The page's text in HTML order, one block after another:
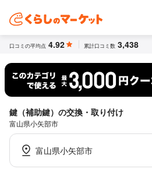
口コミの平均点 4.92 累計口コミ数 3,438
鍵（補助鍵）の交換・取り付け
富山県小矢部市
富山県小矢部市